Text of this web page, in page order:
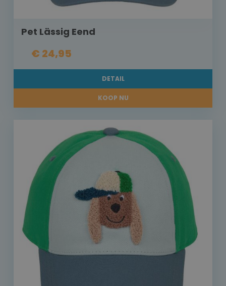
Pet Lässig Eend
€ 24,95
DETAIL
KOOP NU